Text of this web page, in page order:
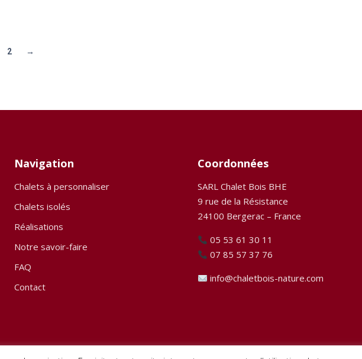
2 →
Navigation
Chalets à personnaliser
Chalets isolés
Réalisations
Notre savoir-faire
FAQ
Contact
Coordonnées
SARL Chalet Bois BHE
9 rue de la Résistance
24100 Bergerac – France
05 53 61 30 11
07 85 57 37 76
info@chaletbois-nature.com